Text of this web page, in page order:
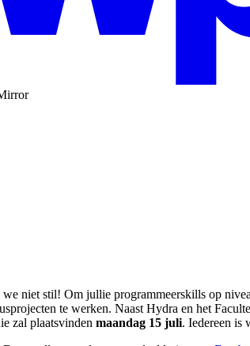
niet stil! Om jullie programmeerskills op
te werken. Naast Hydra en het
zal plaatsvinden maandag 15 juli. Iedereen is